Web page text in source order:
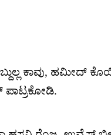
ಕಾವು, ಹಮೀದ್